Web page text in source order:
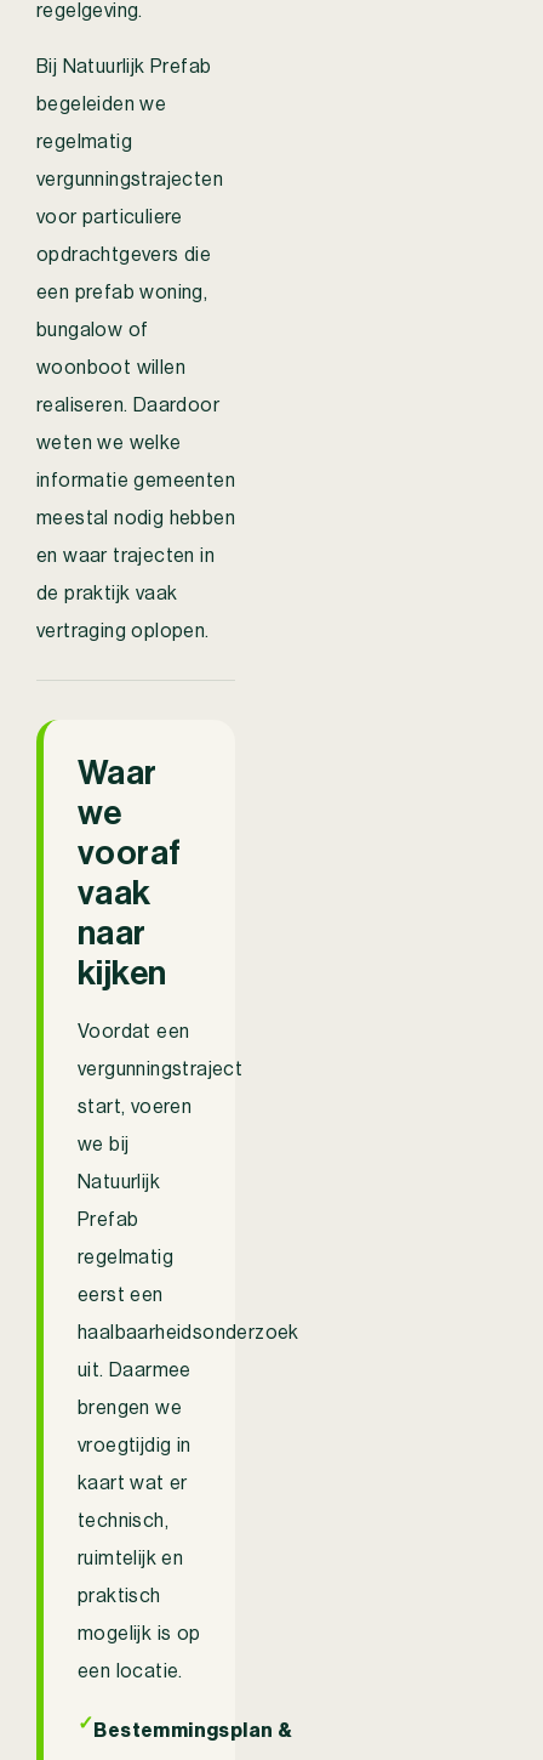
regelgeving.
Bij Natuurlijk Prefab
begeleiden we
regelmatig
vergunningstrajecten
voor particuliere
opdrachtgevers die
een prefab woning,
bungalow of
woonboot willen
realiseren. Daardoor
weten we welke
informatie gemeenten
meestal nodig hebben
en waar trajecten in
de praktijk vaak
vertraging oplopen.
Waar
we
vooraf
vaak
naar
kijken
Voordat een
vergunningstraject
start, voeren
we bij
Natuurlijk
Prefab
regelmatig
eerst een
haalbaarheidsonderzoek
uit. Daarmee
brengen we
vroegtijdig in
kaart wat er
technisch,
ruimtelijk en
praktisch
mogelijk is op
een locatie.
✓ Bestemmingsplan &